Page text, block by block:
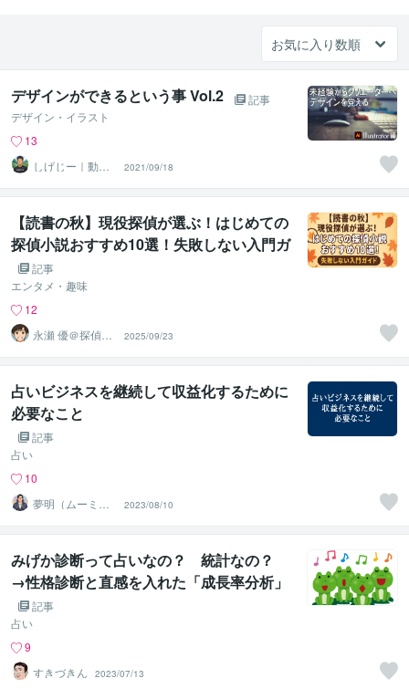
デザインができるという事 Vol.2
記事
デザイン・イラスト
13
しげじー｜動画
編集
2021/09/18
【読書の秋】現役探偵が選ぶ！はじめての
探偵小説おすすめ10選！失敗しない入門ガ
イド記事
エンタメ・趣味
12
永瀬 優＠探偵×
ライター
2025/09/23
占いビジネスを継続して収益化するために
必要なこと
記事
占い
10
夢明（ムーミ
ン）＠人生を笑
顔にする占い師
2023/08/10
みげか診断って占いなの？ 統計なの？
→性格診断と直感を入れた「成長率分析」
です記事
占い
9
すきづきん
2023/07/13